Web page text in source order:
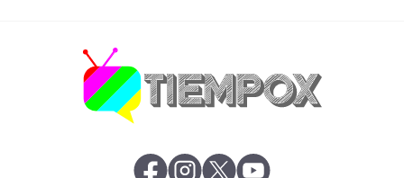
abre en nueva pestaña
abre en nueva pestaña
abre en nueva pestaña